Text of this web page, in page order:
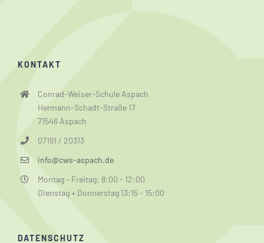
KONTAKT
Conrad-Weiser-Schule Aspach
Hermann-Schadt-Straße 17
71546 Aspach
07191 / 20313
info@cws-aspach.de
Montag - Freitag: 8:00 - 12:00
Dienstag + Donnerstag 13:15 - 15:00
DATENSCHUTZ